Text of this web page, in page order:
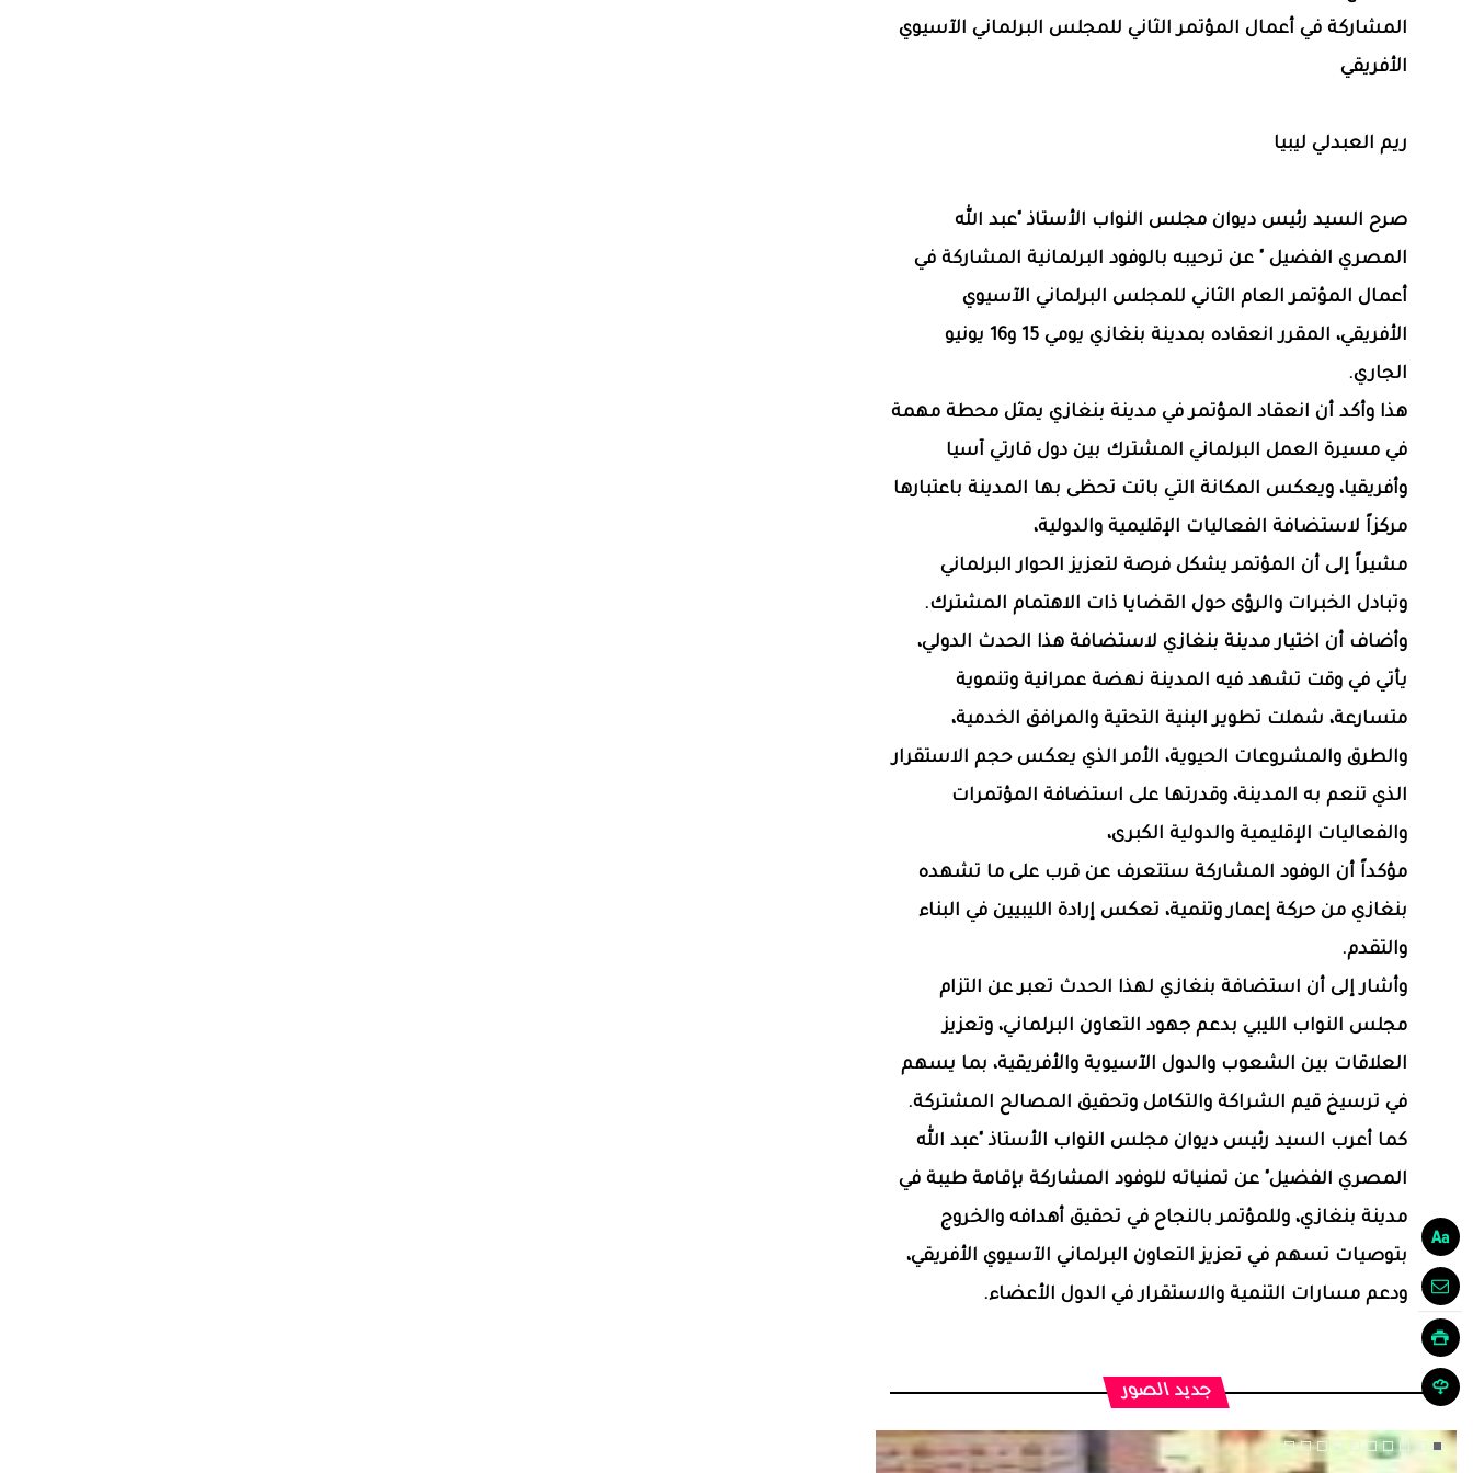
المشاركة في أعمال المؤتمر الثاني للمجلس البرلماني الآسيوي
الأفريقي
ريم العبدلي ليبيا
صرح السيد رئيس ديوان مجلس النواب الأستاذ "عبد الله
المصري الفضيل " عن ترحيبه بالوفود البرلمانية المشاركة في
أعمال المؤتمر العام الثاني للمجلس البرلماني الآسيوي
الأفريقي، المقرر انعقاده بمدينة بنغازي يومي 15 و16 يونيو
الجاري.
هذا وأكد أن انعقاد المؤتمر في مدينة بنغازي يمثل محطة مهمة
في مسيرة العمل البرلماني المشترك بين دول قارتي آسيا
وأفريقيا، ويعكس المكانة التي باتت تحظى بها المدينة باعتبارها
مركزاً لاستضافة الفعاليات الإقليمية والدولية،
مشيراً إلى أن المؤتمر يشكل فرصة لتعزيز الحوار البرلماني
وتبادل الخبرات والرؤى حول القضايا ذات الاهتمام المشترك.
وأضاف أن اختيار مدينة بنغازي لاستضافة هذا الحدث الدولي،
يأتي في وقت تشهد فيه المدينة نهضة عمرانية وتنموية
متسارعة، شملت تطوير البنية التحتية والمرافق الخدمية،
والطرق والمشروعات الحيوية، الأمر الذي يعكس حجم الاستقرار
الذي تنعم به المدينة، وقدرتها على استضافة المؤتمرات
والفعاليات الإقليمية والدولية الكبرى،
مؤكداً أن الوفود المشاركة ستتعرف عن قرب على ما تشهده
بنغازي من حركة إعمار وتنمية، تعكس إرادة الليبيين في البناء
والتقدم.
وأشار إلى أن استضافة بنغازي لهذا الحدث تعبر عن التزام
مجلس النواب الليبي بدعم جهود التعاون البرلماني، وتعزيز
العلاقات بين الشعوب والدول الآسيوية والأفريقية، بما يسهم
في ترسيخ قيم الشراكة والتكامل وتحقيق المصالح المشتركة.
كما أعرب السيد رئيس ديوان مجلس النواب الأستاذ "عبد الله
المصري الفضيل" عن تمنياته للوفود المشاركة بإقامة طيبة في
مدينة بنغازي، وللمؤتمر بالنجاح في تحقيق أهدافه والخروج
بتوصيات تسهم في تعزيز التعاون البرلماني الآسيوي الأفريقي،
ودعم مسارات التنمية والاستقرار في الدول الأعضاء.
جديد الصور